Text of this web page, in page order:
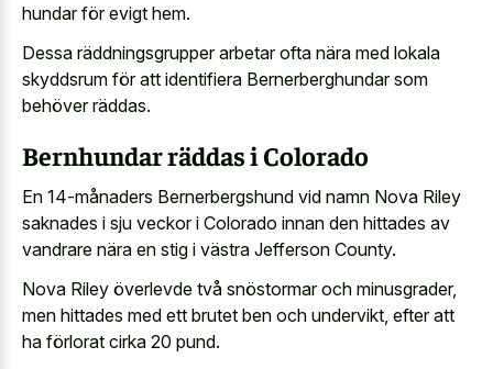
hundar för evigt hem.
Dessa räddningsgrupper arbetar ofta nära med lokala
skyddsrum för att identifiera Bernerberghundar som
behöver räddas.
Bernhundar räddas i Colorado
En 14-månaders Bernerbergshund vid namn Nova Riley
saknades i sju veckor i Colorado innan den hittades av
vandrare nära en stig i västra Jefferson County.
Nova Riley överlevde två snöstormar och minusgrader,
men hittades med ett brutet ben och undervikt, efter att
ha förlorat cirka 20 pund.